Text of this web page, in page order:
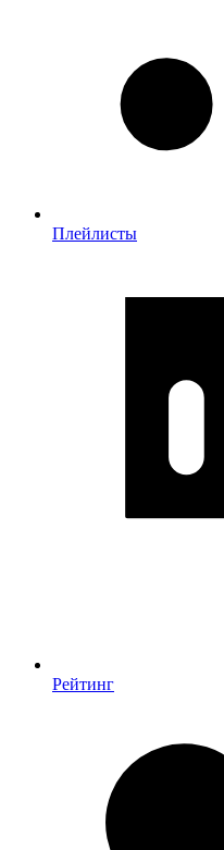
Плейлисты
Рейтинг